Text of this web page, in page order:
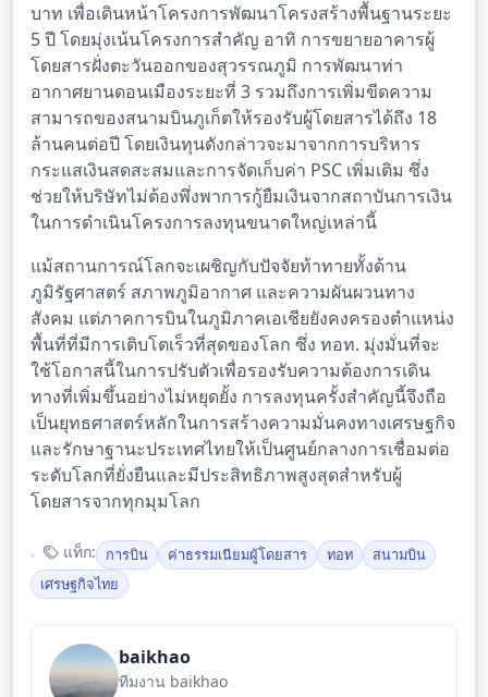
บาท เพื่อเดินหน้าโครงการพัฒนาโครงสร้างพื้นฐานระยะ
5 ปี โดยมุ่งเน้นโครงการสำคัญ อาทิ การขยายอาคารผู้
โดยสารฝั่งตะวันออกของสุวรรณภูมิ การพัฒนาท่า
อากาศยานดอนเมืองระยะที่ 3 รวมถึงการเพิ่มขีดความ
สามารถของสนามบินภูเก็ตให้รองรับผู้โดยสารได้ถึง 18
ล้านคนต่อปี โดยเงินทุนดังกล่าวจะมาจากการบริหาร
กระแสเงินสดสะสมและการจัดเก็บค่า PSC เพิ่มเติม ซึ่ง
ช่วยให้บริษัทไม่ต้องพึ่งพาการกู้ยืมเงินจากสถาบันการเงิน
ในการดำเนินโครงการลงทุนขนาดใหญ่เหล่านี้
แม้สถานการณ์โลกจะเผชิญกับปัจจัยท้าทายทั้งด้าน
ภูมิรัฐศาสตร์ สภาพภูมิอากาศ และความผันผวนทาง
สังคม แต่ภาคการบินในภูมิภาคเอเชียยังคงครองตำแหน่ง
พื้นที่ที่มีการเติบโตเร็วที่สุดของโลก ซึ่ง ทอท. มุ่งมั่นที่จะ
ใช้โอกาสนี้ในการปรับตัวเพื่อรองรับความต้องการเดิน
ทางที่เพิ่มขึ้นอย่างไม่หยุดยั้ง การลงทุนครั้งสำคัญนี้จึงถือ
เป็นยุทธศาสตร์หลักในการสร้างความมั่นคงทางเศรษฐกิจ
และรักษาฐานะประเทศไทยให้เป็นศูนย์กลางการเชื่อมต่อ
ระดับโลกที่ยั่งยืนและมีประสิทธิภาพสูงสุดสำหรับผู้
โดยสารจากทุกมุมโลก
แท็ก: การบิน ค่าธรรมเนียมผู้โดยสาร ทอท
สนามบิน
เศรษฐกิจไทย
baikhao
ทีมงาน baikhao